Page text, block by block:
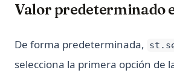
Valor predeterminado
De forma predeterminada,
selecciona la primera opción de